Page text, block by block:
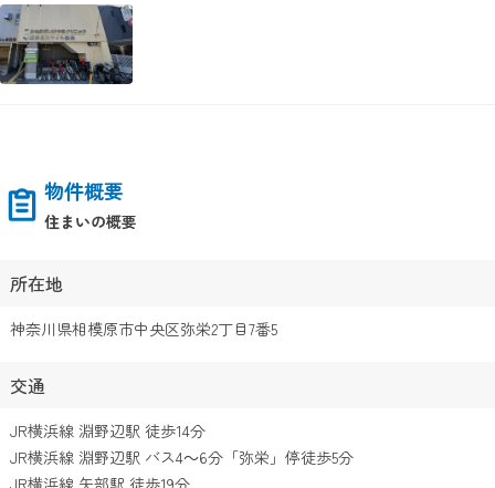
物件概要
住まいの概要
所在地
神奈川県相模原市中央区弥栄2丁目7番5
交通
JR横浜線 淵野辺駅 徒歩14分
JR横浜線 淵野辺駅 バス4～6分「弥栄」停徒歩5分